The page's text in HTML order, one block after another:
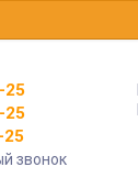
25
25
25
звонок